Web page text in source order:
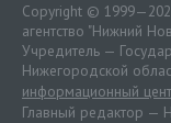
Copyright ©
агентство "Нижний
Учредитель —
Нижегородской
информационный
Главный редактор —